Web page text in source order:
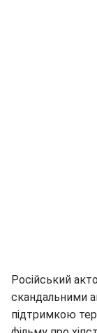
Російський
скандальними
підтримкою